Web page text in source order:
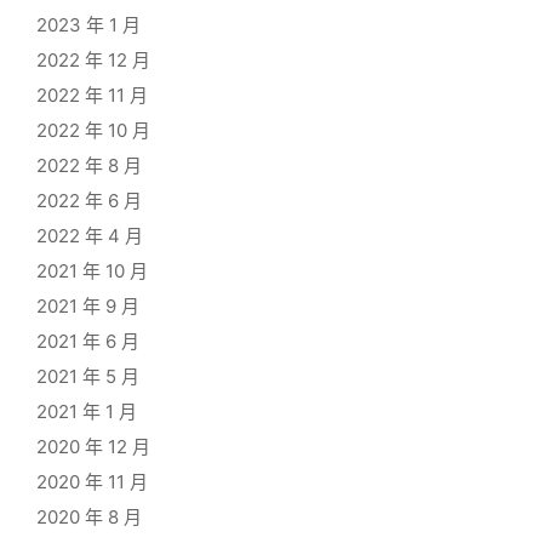
2023 年 1 月
2022 年 12 月
2022 年 11 月
2022 年 10 月
2022 年 8 月
2022 年 6 月
2022 年 4 月
2021 年 10 月
2021 年 9 月
2021 年 6 月
2021 年 5 月
2021 年 1 月
2020 年 12 月
2020 年 11 月
2020 年 8 月